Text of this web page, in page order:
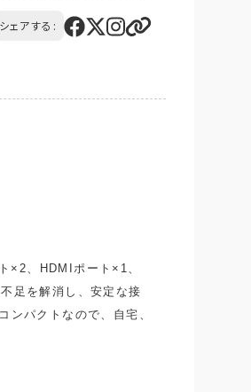
シェアする:
×2、HDMIポート×1、
足を解消し、安定な接
ンパクトなので、自宅、